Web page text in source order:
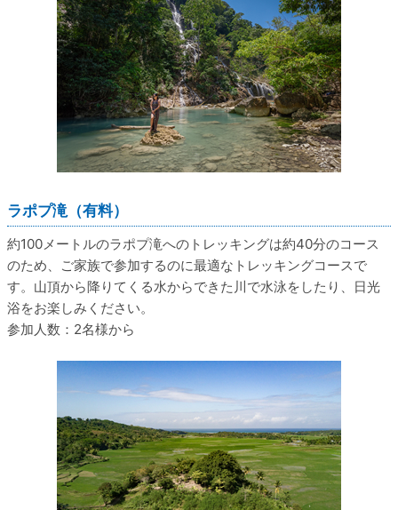
ラポプ滝（有料）
約100メートルのラポプ滝へのトレッキングは約40分のコース
のため、ご家族で参加するのに最適なトレッキングコースで
す。山頂から降りてくる水からできた川で水泳をしたり、日光
浴をお楽しみください。
参加人数：2名様から